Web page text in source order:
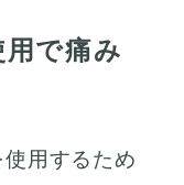
用で痛み
用するため